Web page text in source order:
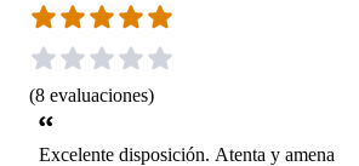
(8 evaluaciones)
Excelente disposición. Atenta y amena